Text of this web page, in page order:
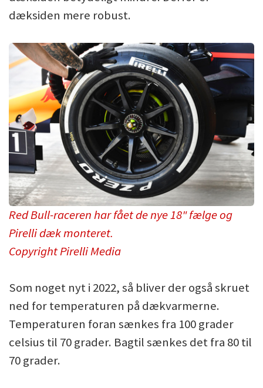
dæksiden mere robust.
Red Bull-raceren har fået de nye 18" fælge og
Pirelli dæk monteret.
Copyright Pirelli Media
Som noget nyt i 2022, så bliver der også skruet
ned for temperaturen på dækvarmerne.
Temperaturen foran sænkes fra 100 grader
celsius til 70 grader. Bagtil sænkes det fra 80 til
70 grader.